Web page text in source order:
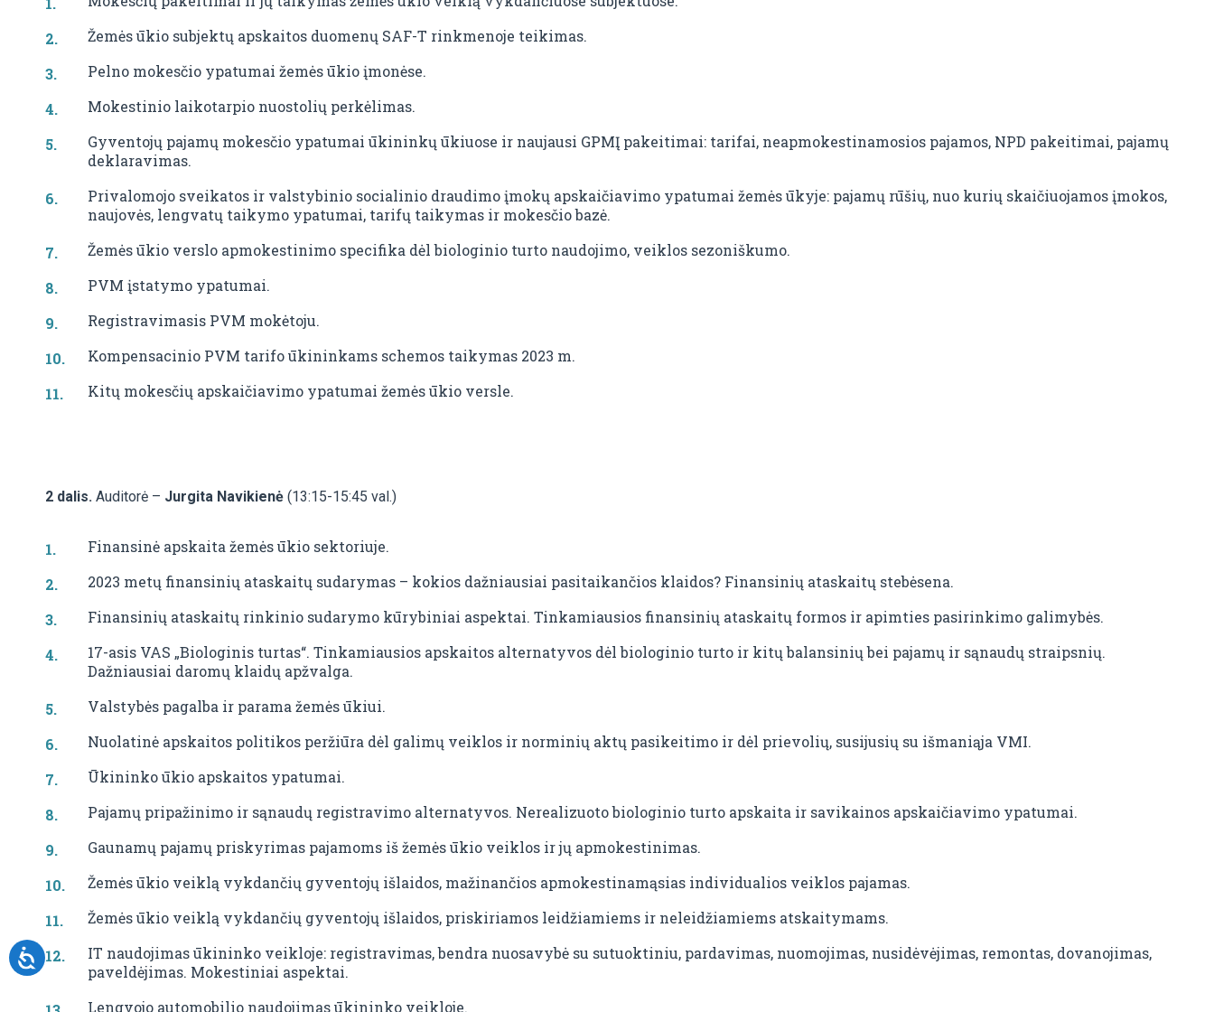
Žemės ūkio subjektų apskaitos duomenų SAF-T rinkmenoje teikimas.
Pelno mokesčio ypatumai žemės ūkio įmonėse.
Mokestinio laikotarpio nuostolių perkėlimas.
Gyventojų pajamų mokesčio ypatumai ūkininkų ūkiuose ir naujausi GPMĮ pakeitimai: tarifai, neapmokestinamosios pajamos, NPD pakeitimai, pajamų
deklaravimas.
Privalomojo sveikatos ir valstybinio socialinio draudimo įmokų apskaičiavimo ypatumai žemės ūkyje: pajamų rūšių, nuo kurių skaičiuojamos įmokos,
naujovės, lengvatų taikymo ypatumai, tarifų taikymas ir mokesčio bazė.
Žemės ūkio verslo apmokestinimo specifika dėl biologinio turto naudojimo, veiklos sezoniškumo.
PVM įstatymo ypatumai.
Registravimasis PVM mokėtoju.
Kompensacinio PVM tarifo ūkininkams schemos taikymas 2023 m.
Kitų mokesčių apskaičiavimo ypatumai žemės ūkio versle.
2 dalis. Auditorė – Jurgita Navikienė (13:15-15:45 val.)
Finansinė apskaita žemės ūkio sektoriuje.
2023 metų finansinių ataskaitų sudarymas – kokios dažniausiai pasitaikančios klaidos? Finansinių ataskaitų stebėsena.
Finansinių ataskaitų rinkinio sudarymo kūrybiniai aspektai. Tinkamiausios finansinių ataskaitų formos ir apimties pasirinkimo galimybės.
17-asis VAS „Biologinis turtas“. Tinkamiausios apskaitos alternatyvos dėl biologinio turto ir kitų balansinių bei pajamų ir sąnaudų straipsnių.
Dažniausiai daromų klaidų apžvalga.
Valstybės pagalba ir parama žemės ūkiui.
Nuolatinė apskaitos politikos peržiūra dėl galimų veiklos ir norminių aktų pasikeitimo ir dėl prievolių, susijusių su išmaniąja VMI.
Ūkininko ūkio apskaitos ypatumai.
Pajamų pripažinimo ir sąnaudų registravimo alternatyvos. Nerealizuoto biologinio turto apskaita ir savikainos apskaičiavimo ypatumai.
Gaunamų pajamų priskyrimas pajamoms iš žemės ūkio veiklos ir jų apmokestinimas.
Žemės ūkio veiklą vykdančių gyventojų išlaidos, mažinančios apmokestinamąsias individualios veiklos pajamas.
Žemės ūkio veiklą vykdančių gyventojų išlaidos, priskiriamos leidžiamiems ir neleidžiamiems atskaitymams.
IT naudojimas ūkininko veikloje: registravimas, bendra nuosavybė su sutuoktiniu, pardavimas, nuomojimas, nusidėvėjimas, remontas, dovanojimas,
paveldėjimas. Mokestiniai aspektai.
Lengvojo automobilio naudojimas ūkininko veikloje.